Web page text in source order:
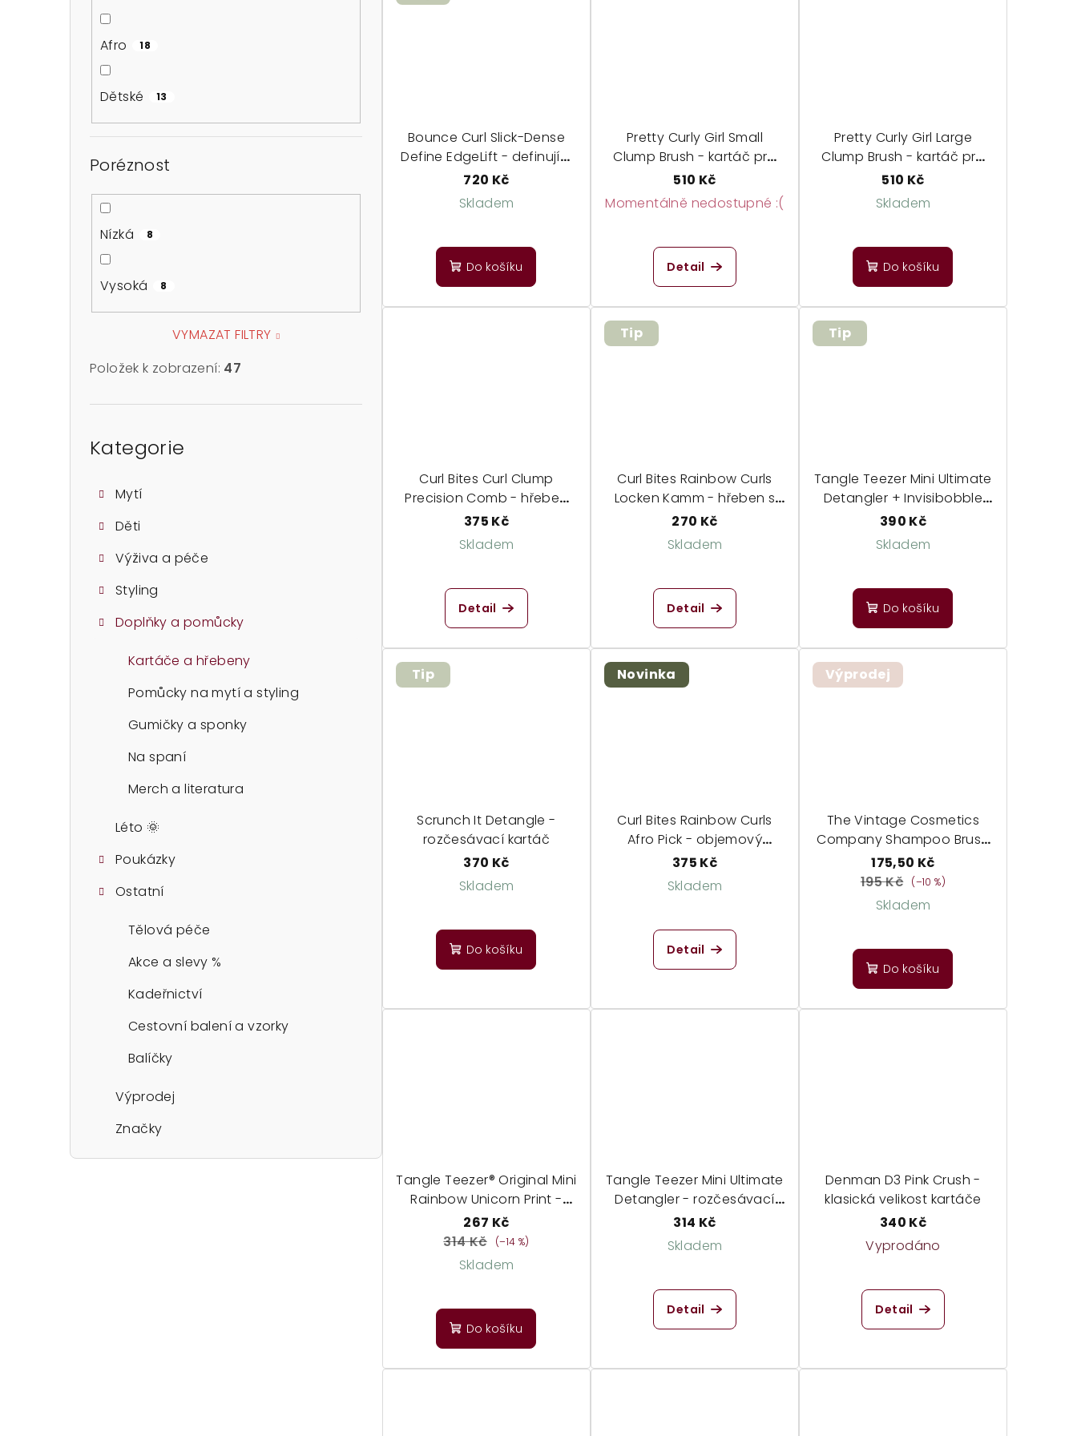
Afro 18
Dětské 13
Poréznost
Nízká 8
Vysoká 8
VYMAZAT FILTRY
Položek k zobrazení: 47
Kategorie
Mytí
Děti
Výživa a péče
Styling
Doplňky a pomůcky
Kartáče a hřebeny
Pomůcky na mytí a styling
Gumičky a sponky
Na spaní
Merch a literatura
Léto 🌞
Poukázky
Ostatní
Tělová péče
Akce a slevy %
Kadeřnictví
Cestovní balení a vzorky
Balíčky
Výprodej
Značky
Bounce Curl Slick-Dense
Define EdgeLift - definující
kartáč pro středně silné
vlasy
720 Kč
Skladem
Do košíku
Pretty Curly Girl Small
Clump Brush - kartáč pro
dokonalý objem
510 Kč
Momentálně nedostupné :(
Detail
Pretty Curly Girl Large
Clump Brush - kartáč pro
dokonalé lokny
510 Kč
Skladem
Do košíku
Curl Bites Curl Clump
Precision Comb - hřeben
pro kudrnaté vlasy
375 Kč
Skladem
hodnocení
produktu
je
5,0
Detail
Tip
Curl Bites Rainbow Curls
Locken Kamm - hřeben s
širokými zuby
270 Kč
Skladem
Detail
Tip
Tangle Teezer Mini Ultimate
Detangler + Invisibobble
Everclaw - sada
cestovního kartáče a
390 Kč
Skladem
hodnocení
produktu
je
5,0
z
5
Do košíku
Tip
Scrunch It Detangle -
rozčesávací kartáč
370 Kč
Skladem
Do košíku
Novinka
Curl Bites Rainbow Curls
Afro Pick - objemový
hřeben
375 Kč
Skladem
Detail
Výprodej
The Vintage Cosmetics
Company Shampoo Brush
- masažní kartáč na
pokožku hlavy
175,50 Kč
195 Kč
(–10 %)
Skladem
Do košíku
Tangle Teezer® Original Mini
Rainbow Unicorn Print -
dětský kartáč
267 Kč
314 Kč
(–14 %)
Skladem
Do košíku
Tangle Teezer Mini Ultimate
Detangler - rozčesávací
kartáč v cestovní verzi
314 Kč
Skladem
Detail
Denman D3 Pink Crush -
klasická velikost kartáče
340 Kč
Vyprodáno
Detail